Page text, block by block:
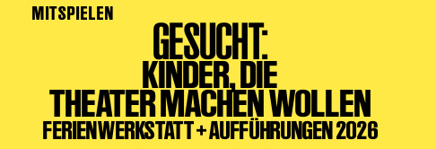
MITSPIELEN
GESUCHT:
KINDER, DIE
THEATER MACHEN WOLLEN
FERIENWERKSTATT + AUFFÜHRUNGEN 2026